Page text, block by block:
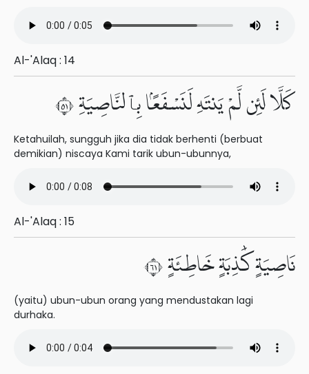
Al-'Alaq : 14
كَلَّا لَئِن لَّمْ يَنتَهِ لَنَسْفَعًۢا بِٱلنَّاصِيَةِ ١٥
Ketahuilah, sungguh jika dia tidak berhenti (berbuat
demikian) niscaya Kami tarik ubun-ubunnya,
Al-'Alaq : 15
نَاصِيَةٍ كَٰذِبَةٍ خَاطِئَةٍ ١٦
(yaitu) ubun-ubun orang yang mendustakan lagi
durhaka.